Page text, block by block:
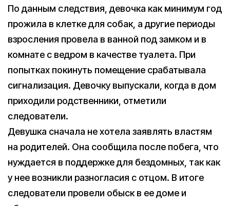
По данным следствия, девочка как минимум год
прожила в клетке для собак, а другие периоды
взросления провела в ванной под замком и в
комнате с ведром в качестве туалета. При
попытках покинуть помещение срабатывала
сигнализация. Девочку выпускали, когда в дом
приходили родственники, отметили
следователи.
Девушка сначала не хотела заявлять властям
на родителей. Она сообщила после побега, что
нуждается в поддержке для бездомных, так как
у нее возникли разногласия с отцом. В итоге
следователи провели обыск в ее доме и